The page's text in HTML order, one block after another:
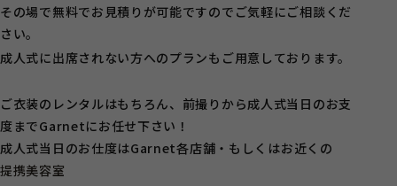
その場で無料でお見積りが可能ですのでご気軽にご相談くだ
さい。
成人式に出席されない方へのプランもご用意しております。
ご衣装のレンタルはもちろん、前撮りから成人式当日のお支
度までGarnetにお任せ下さい！
成人式当日のお仕度はGarnet各店舗・もしくはお近くの
提携美容室